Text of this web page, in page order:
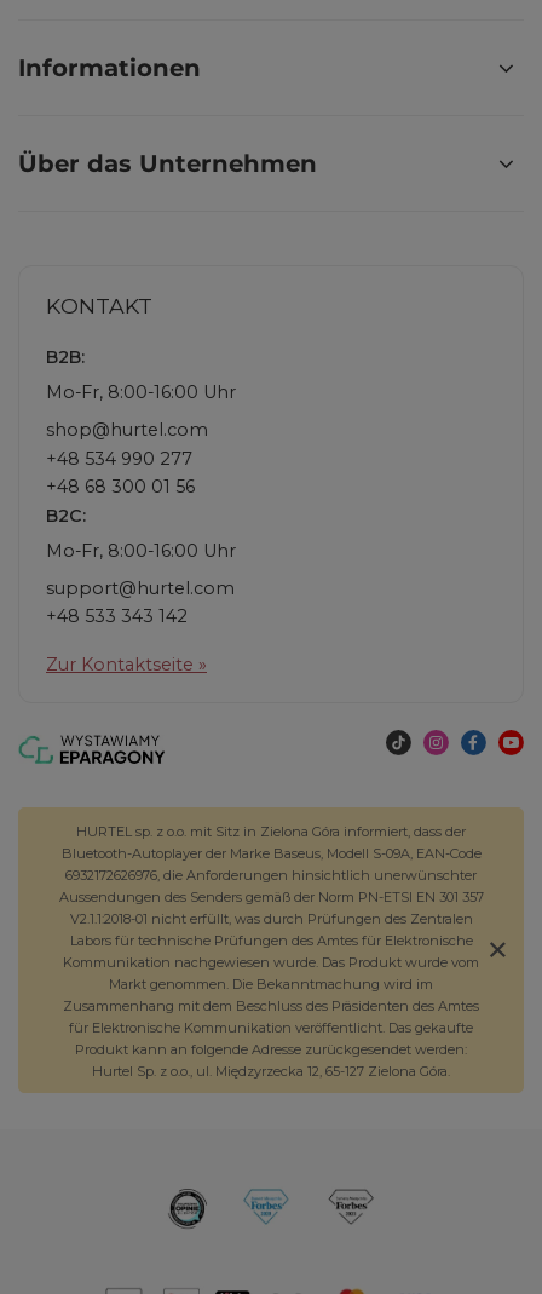
Informationen
Über das Unternehmen
KONTAKT
B2B:
Mo-Fr, 8:00-16:00 Uhr
shop@hurtel.com
+48 534 990 277
+48 68 300 01 56
B2C:
Mo-Fr, 8:00-16:00 Uhr
support@hurtel.com
+48 533 343 142
Zur Kontaktseite »
HURTEL sp. z o.o. mit Sitz in Zielona Góra informiert, dass der
Bluetooth-Autoplayer der Marke Baseus, Modell S-09A, EAN-Code
6932172626976, die Anforderungen hinsichtlich unerwünschter
Aussendungen des Senders gemäß der Norm PN-ETSI EN 301 357
V2.1.1:2018-01 nicht erfüllt, was durch Prüfungen des Zentralen
Labors für technische Prüfungen des Amtes für Elektronische
Kommunikation nachgewiesen wurde. Das Produkt wurde vom
Markt genommen. Die Bekanntmachung wird im
Zusammenhang mit dem Beschluss des Präsidenten des Amtes
für Elektronische Kommunikation veröffentlicht. Das gekaufte
Produkt kann an folgende Adresse zurückgesendet werden:
Hurtel Sp. z o.o., ul. Międzyrzecka 12, 65-127 Zielona Góra.